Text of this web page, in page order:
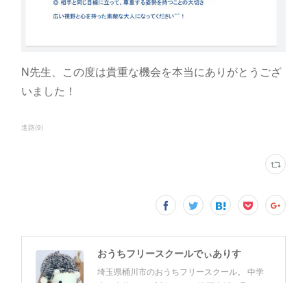
N先生、この度は貴重な機会を本当にありがとうござ
いました！
進路(9)
おうちフリースクールでぃありす
埼玉県桶川市のおうちフリースクール。 中学